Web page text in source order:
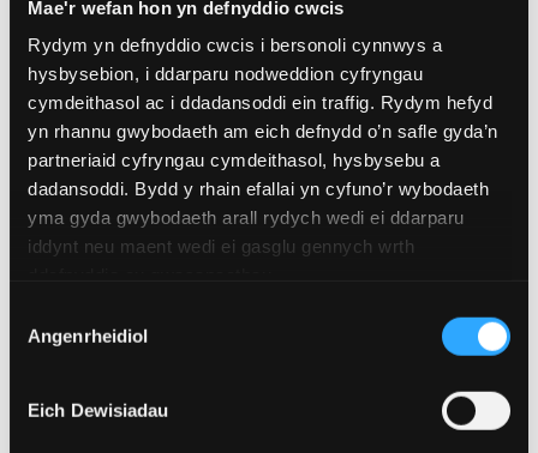
Mae'r wefan hon yn defnyddio cwcis
Rydym yn defnyddio cwcis i bersonoli cynnwys a
hysbysebion, i ddarparu nodweddion cyfryngau
cymdeithasol ac i ddadansoddi ein traffig. Rydym hefyd
yn rhannu gwybodaeth am eich defnydd o’n safle gyda’n
partneriaid cyfryngau cymdeithasol, hysbysebu a
dadansoddi. Bydd y rhain efallai yn cyfuno’r wybodaeth
yma gyda gwybodaeth arall rydych wedi ei ddarparu
iddynt neu maent wedi ei gasglu gennych wrth
Caniatâd
Angenrheidiol
Eich Dewisiadau
Ar ôl graddio o Brifysgol Bangor, bûm yn gweithio